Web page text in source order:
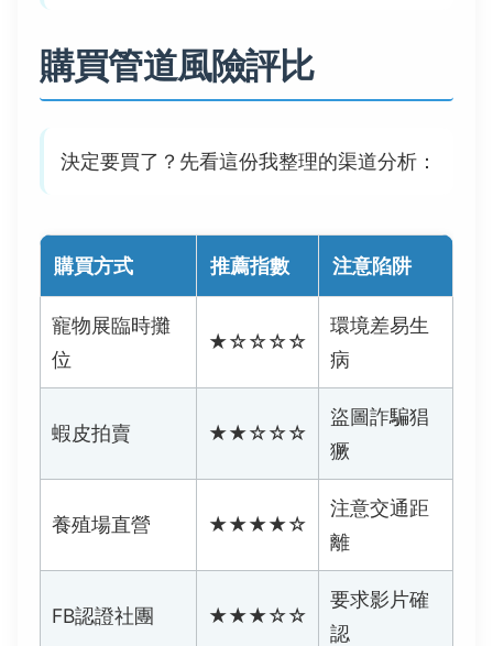
購買管道風險評比
決定要買了？先看這份我整理的渠道分析：
購買方式 推薦指數 注意陷阱
寵物展臨時攤
位
★☆☆☆☆
環境差易生
病
蝦皮拍賣 ★★☆☆☆
盜圖詐騙猖
獗
養殖場直營 ★★★★☆
注意交通距
離
FB認證社團 ★★★☆☆
要求影片確
認